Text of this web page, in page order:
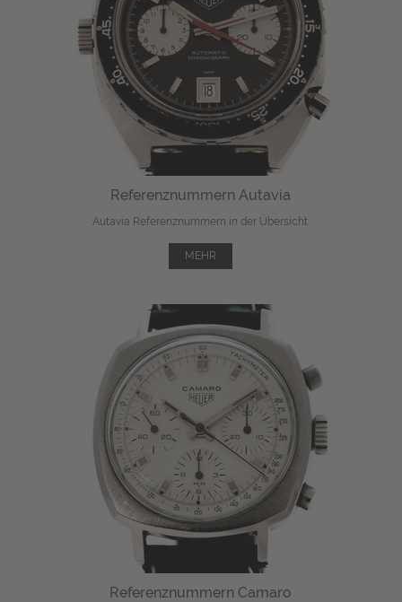
Referenznummern Autavia
Autavia Referenznummern in der Übersicht.
MEHR
Referenznummern Camaro